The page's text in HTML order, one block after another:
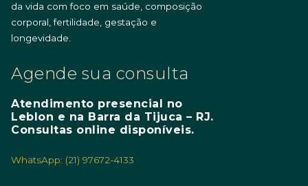
da vida com foco em saúde, composição
corporal, fertilidade, gestação e
longevidade.
Agende sua consulta
Atendimento presencial no
Leblon e na Barra da Tijuca – RJ.
Consultas online disponíveis.
WhatsApp: (21) 97672-4133